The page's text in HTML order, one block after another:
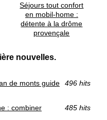
Séjours tout confort
en mobil-home :
détente à la drôme
provençale
nouvelles.
de monts guide
496 hits
: combiner
485 hits